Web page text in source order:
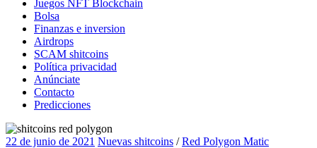
Juegos NFT Blockchain
Bolsa
Finanzas e inversion
Airdrops
SCAM shitcoins
Política privacidad
Anúnciate
Contacto
Predicciones
22 de junio de 2021 Nuevas shitcoins /Red Polygon Matic